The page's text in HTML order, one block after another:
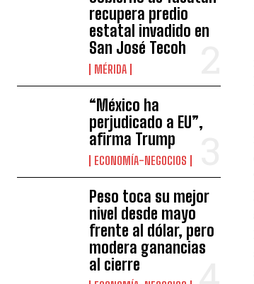
recupera predio
estatal invadido en
San José Tecoh
MÉRIDA
“México ha
perjudicado a EU”,
afirma Trump
ECONOMÍA-NEGOCIOS
Peso toca su mejor
nivel desde mayo
frente al dólar, pero
modera ganancias
al cierre